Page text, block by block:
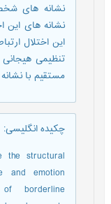
نشانه های
نشانه های این
این اختلال
تنظیمی
مستقیم با
چکیده انگلیسی:
the structural
and emotion
of borderline